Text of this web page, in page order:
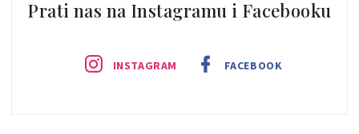
Prati nas na Instagramu i Facebooku
INSTAGRAM FACEBOOK